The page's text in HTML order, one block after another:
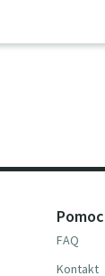
FAQ
Kontakt